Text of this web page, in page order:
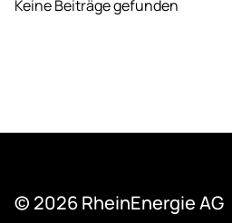
Keine Beiträge gefunden
© 2026 Rhein­Ener­gie AG